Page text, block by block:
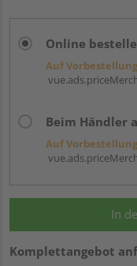
Online
Auf
Beim Händler
Auf
In
Komplettangebot